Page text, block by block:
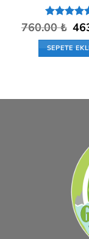
5
oy aldı
760.00₺
SEPETE